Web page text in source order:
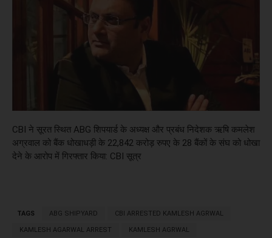
CBI ने सूरत स्थित ABG शिपयार्ड के अध्यक्ष और प्रबंध निदेशक ऋषि कमलेश
अग्रवाल को बैंक धोखाधड़ी के 22,842 करोड़ रुपए के 28 बैंकों के संघ को धोखा
देने के आरोप में गिरफ्तार किया: CBI सूत्र
TAGS ABG SHIPYARD CBI ARRESTED KAMLESH AGRWAL
KAMLESH AGARWAL ARREST KAMLESH AGRWAL